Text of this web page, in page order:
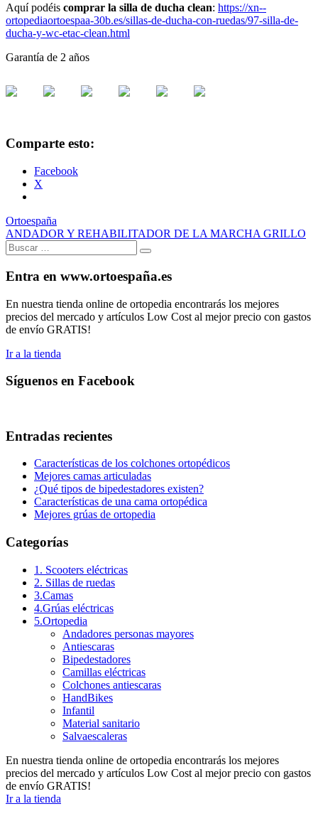
Aquí podéis comprar la silla de ducha clean: https://xn--
ortopediaortoespaa-30b.es/sillas-de-ducha-con-ruedas/97-silla-de-
ducha-y-wc-etac-clean.html
Garantía de 2 años
Comparte esto:
Facebook
X
Ortoespaña
ANDADOR Y REHABILITADOR DE LA MARCHA GRILLO
Buscar:
Buscar
Entra en www.ortoespaña.es
En nuestra tienda online de ortopedia encontrarás los mejores
precios del mercado y artículos Low Cost al mejor precio con gastos
de envío GRATIS!
Ir a la tienda
Síguenos en Facebook
Entradas recientes
Características de los colchones ortopédicos
Mejores camas articuladas
¿Qué tipos de bipedestadores existen?
Características de una cama ortopédica
Mejores grúas de ortopedia
Categorías
1. Scooters eléctricas
2. Sillas de ruedas
3.Camas
4.Grúas eléctricas
5.Ortopedia
Andadores personas mayores
Antiescaras
Bipedestadores
Camillas eléctricas
Colchones antiescaras
HandBikes
Infantil
Material sanitario
Salvaescaleras
En nuestra tienda online de ortopedia encontrarás los mejores
precios del mercado y artículos Low Cost al mejor precio con gastos
de envío GRATIS!
Ir a la tienda